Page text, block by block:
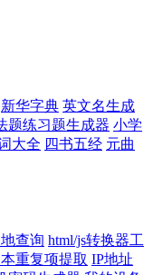
新华字典 英文名生成
题练习题生成器 小学
大全 四书五经 元曲
查询 html/js转换器工
重复项提取 IP地址